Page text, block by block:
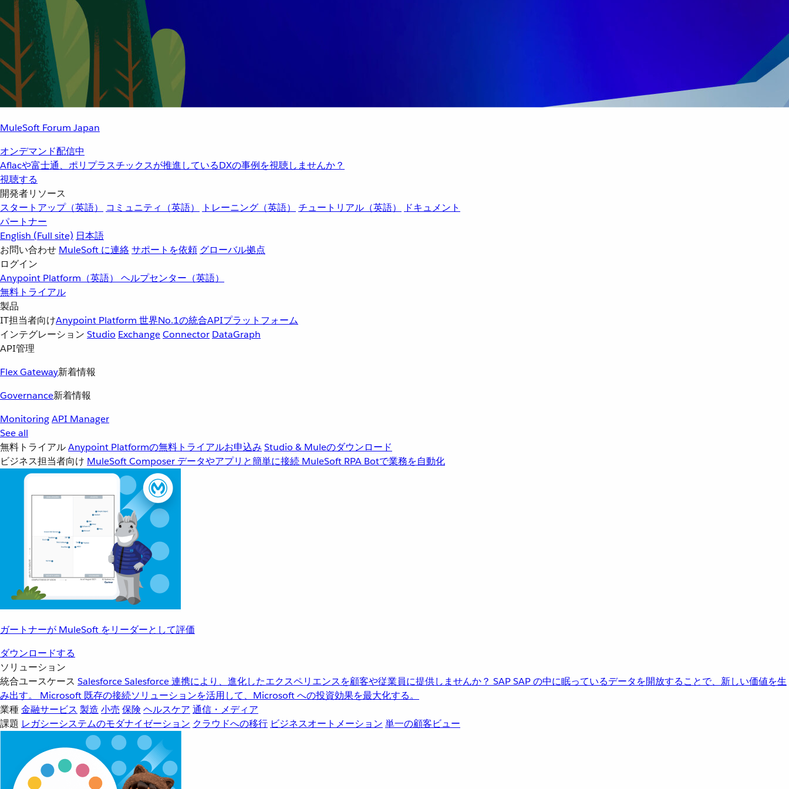
MuleSoft Forum Japan
オンデマンド配信中
Aflacや富士通、ポリプラスチックスが推進しているDXの事例を視聴しませんか？
視聴する
開発者リソース
スタートアップ（英語）
コミュニティ（英語） トレーニング（英語） チュートリアル（英語）
ドキュメント
パートナー
English (Full site) 日本語
お問い合わせ MuleSoft に連絡サポートを依頼 グローバル拠点
ログイン
Anypoint Platform（英語） ヘルプセンター（英語）
無料トライアル
製品
IT担当者向けAnypoint Platform 世界No.1の統合APIプラットフォーム
インテグレーション Studio ExchangeConnector DataGraph
API管理
Flex Gateway新着情報
Governance新着情報
MonitoringAPI Manager
See all
無料トライアルAnypoint Platformの無料トライアルお申込み Studio & Muleのダウンロード
ビジネス担当者向け MuleSoft Composer データやアプリと簡単に接続 MuleSoft RPA Botで業務を自動化
ガートナーが MuleSoft をリーダーとして評価
ダウンロードする
ソリューション
統合ユースケース SalesforceSalesforce 連携により、進化したエクスペリエンスを顧客や従業員に提供しませんか？ SAPSAP の中に眠っているデータを開放することで、新しい価値を生
み出す。
Microsoft 既存の接続ソリューションを活用して、Microsoft への投資効果を最大化する。
業種金融サービス 製造 小売 保険 ヘルスケア 通信・メディア
課題 レガシーシステムのモダナイゼーション クラウドへの移行 ビジネスオートメーション 単一の顧客ビュー